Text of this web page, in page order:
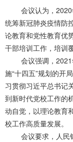
会议认为，
统筹新冠肺炎疫情防
论教育和党性教育优
干部培训工作，培训
会议强调，
施“十四五”规划的开
习贯彻习近平总书记
到新时代党校工作的
动自觉，以理论教育
校工作高质量发展。
会议要求，人民